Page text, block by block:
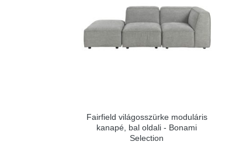
Fairfield világosszürke moduláris
kanapé, bal oldali - Bonami
Selection